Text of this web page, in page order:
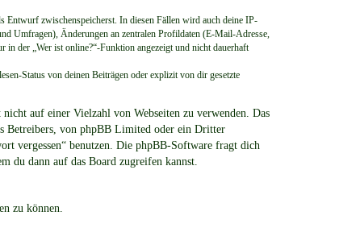
Entwurf zwischenspeicherst. In diesen Fällen wird auch deine IP-
Umfragen), Änderungen an zentralen Profildaten (E-Mail-Adresse,
der „Wer ist online?“-Funktion angezeigt und nicht dauerhaft
Status von deinen Beiträgen oder explizit von dir gesetzte
auf einer Vielzahl von Webseiten zu verwenden. Das
Betreibers, von phpBB Limited oder ein Dritter
vergessen“ benutzen. Die phpBB-Software fragt dich
du dann auf das Board zugreifen kannst.
zu können.